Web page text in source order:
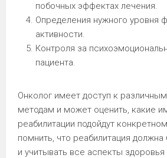
побочных эффектах лечения.
Определения нужного уровня
активности.
Контроля за
пациента.
Онколог имеет доступ к
методам и может оценить, какие
реабилитации подойдут
помнить, что реабилитация
и учитывать все аспекты